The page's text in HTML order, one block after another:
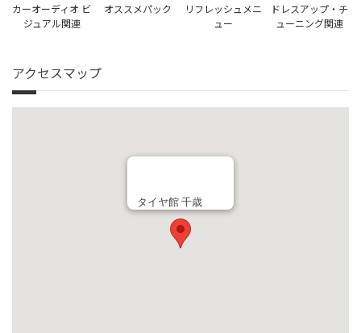
カーオーディオ ビ
ジュアル関連
オススメパック
リフレッシュメニ
ュー
ドレスアップ・チ
ューニング関連
アクセスマップ
タイヤ館 千歳